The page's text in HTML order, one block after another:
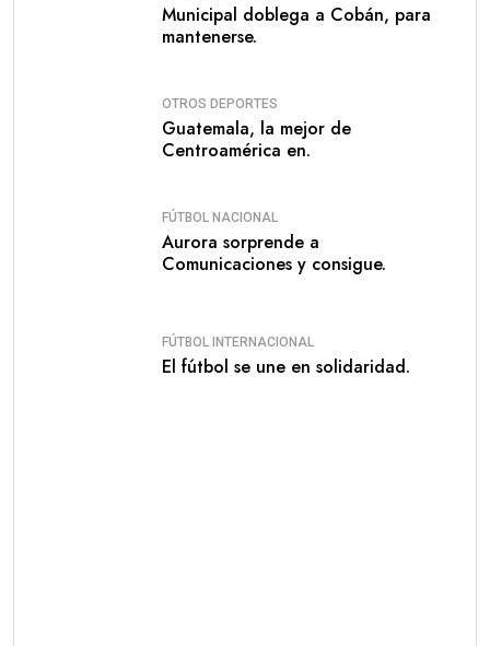
Municipal doblega a Cobán, para
mantenerse.
OTROS DEPORTES
Guatemala, la mejor de
Centroamérica en.
FÚTBOL NACIONAL
Aurora sorprende a
Comunicaciones y consigue.
FÚTBOL INTERNACIONAL
El fútbol se une en solidaridad.